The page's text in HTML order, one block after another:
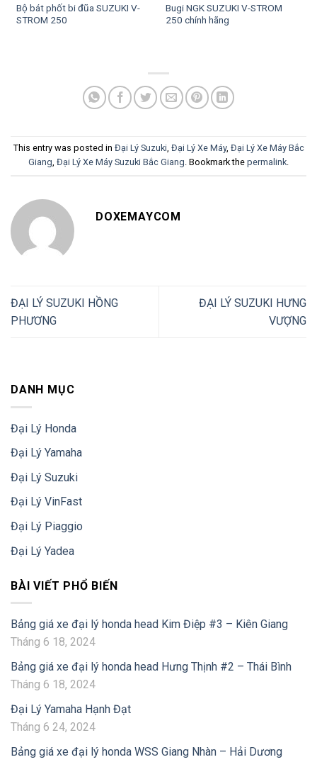
Bộ bát phốt bi đũa SUZUKI V-
STROM 250
Bugi NGK SUZUKI V-STROM
250 chính hãng
This entry was posted in Đại Lý Suzuki, Đại Lý Xe Máy, Đại Lý Xe Máy Bắc
Giang, Đại Lý Xe Máy Suzuki Bắc Giang. Bookmark the permalink.
DOXEMAYCOM
ĐẠI LÝ SUZUKI HỒNG
PHƯƠNG
ĐẠI LÝ SUZUKI HƯNG
VƯỢNG
DANH MỤC
Đại Lý Honda
Đại Lý Yamaha
Đại Lý Suzuki
Đại Lý VinFast
Đại Lý Piaggio
Đại Lý Yadea
BÀI VIẾT PHỔ BIẾN
Bảng giá xe đại lý honda head Kim Điệp #3 – Kiên Giang
Tháng 6 18, 2024
Bảng giá xe đại lý honda head Hưng Thịnh #2 – Thái Bình
Tháng 6 18, 2024
Đại Lý Yamaha Hạnh Đạt
Tháng 6 24, 2024
Bảng giá xe đại lý honda WSS Giang Nhàn – Hải Dương